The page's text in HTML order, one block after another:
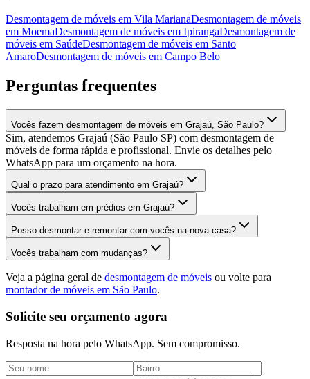
Desmontagem de móveis em Vila MarianaDesmontagem de móveis
em MoemaDesmontagem de móveis em IpirangaDesmontagem de
móveis em SaúdeDesmontagem de móveis em Santo
AmaroDesmontagem de móveis em Campo Belo
Perguntas frequentes
Vocês fazem desmontagem de móveis em Grajaú, São Paulo?
Sim, atendemos Grajaú (São Paulo SP) com desmontagem de
móveis de forma rápida e profissional. Envie os detalhes pelo
WhatsApp para um orçamento na hora.
Qual o prazo para atendimento em Grajaú?
Vocês trabalham em prédios em Grajaú?
Posso desmontar e remontar com vocês na nova casa?
Vocês trabalham com mudanças?
Veja a página geral de desmontagem de móveis ou volte para
montador de móveis em São Paulo.
Solicite seu orçamento agora
Resposta na hora pelo WhatsApp. Sem compromisso.